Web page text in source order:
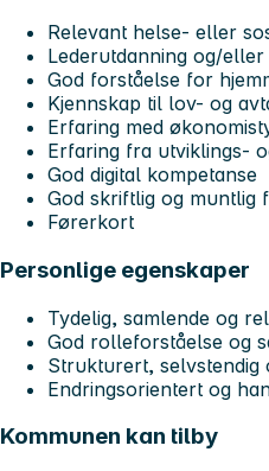
Relevant helse- eller
Lederutdanning og/
God forståelse for
Kjennskap til lov- og
Erfaring med
Erfaring fra utviklings-
God digital kompetanse
God skriftlig og muntlig
Førerkort
Personlige egenskaper
Tydelig, samlende og
God rolleforståelse og
Strukturert, selvstendig
Endringsorientert og
Kommunen kan tilby